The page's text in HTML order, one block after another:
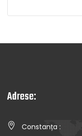
Adrese:
Constanța :